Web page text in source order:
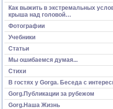
Как выжить в экстремальных
крыша над головой…
Фотографии
Учебники
Статьи
Мы ошибаемся думая...
Стихи
В гостях у Gorga. Беседа с
Gorg.Публикации за рубежом
Gorg.Наша Жизнь